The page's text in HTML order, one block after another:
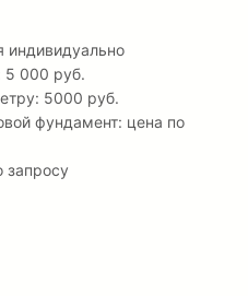
индивидуально
5 000 руб.
5000 руб.
фундамент: цена по
запросу